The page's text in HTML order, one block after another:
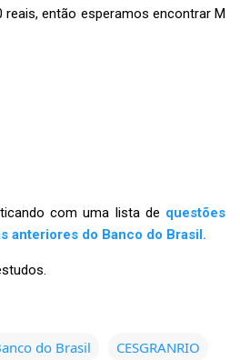
reais, então esperamos encontrar M
com uma lista de questões
anteriores do Banco do Brasil.
do Brasil
CESGRANRIO